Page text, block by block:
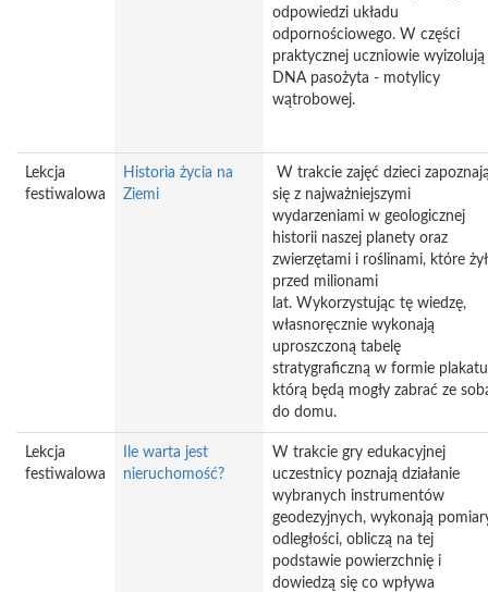
odpowiedzi układu
odpornościowego. W części
praktycznej uczniowie wyizolują
DNA pasożyta - motylicy
wątrobowej.
Lekcja
festiwalowa
Historia życia na
Ziemi
W trakcie zajęć dzieci
się z najważniejszymi
wydarzeniami w geologicznej
historii naszej planety oraz
zwierzętami i roślinami, które
przed milionami
lat. Wykorzystując tę wiedzę,
własnoręcznie wykonają
uproszczoną tabelę
stratygraficzną w formie
którą będą mogły zabrać ze
do domu.
Lekcja
festiwalowa
Ile warta jest
nieruchomość?
W trakcie gry edukacyjnej
uczestnicy poznają działanie
wybranych instrumentów
geodezyjnych, wykonają
odległości, obliczą na tej
podstawie powierzchnię i
dowiedzą się co wpływa